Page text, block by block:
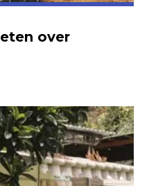
over